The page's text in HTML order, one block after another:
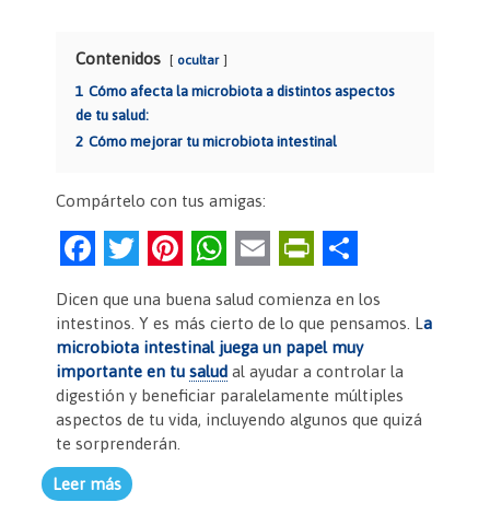
Contenidos ocultar
1 Cómo afecta la microbiota a distintos aspectos
de tu salud:
2 Cómo mejorar tu microbiota intestinal
Compártelo con tus amigas:
F
c
e
b
o
o
k
T
itt
er
Pi
er
es
t
W
h
at
s
A
p
E
m
ai
l
Pr
tF
ri
e
n
o
m
p
ar
tir
Dicen que una buena salud comienza en los
intestinos. Y es más cierto de lo que pensamos. La
microbiota intestinal juega un papel muy
importante en tusalud al ayudar a controlar la
digestión y beneficiar paralelamente múltiples
aspectos de tu vida, incluyendo algunos que quizá
te sorprenderán.
Leer más